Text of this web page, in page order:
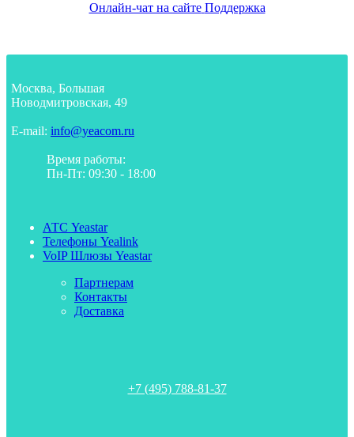
Онлайн-чат на сайте Поддержка
Москва, Большая
Новодмитровская, 49
E-mail: info@yeacom.ru
Время работы:
Пн-Пт: 09:30 - 18:00
АТС Yeastar
Телефоны Yealink
VoIP Шлюзы Yeastar
Партнерам
Контакты
Доставка
+7 (495) 788-81-37